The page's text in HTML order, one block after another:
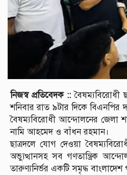
নিজস্ব প্রতিবেদক :: বৈষম্যবিরোধী
শনিবার রাত ৯টার দিকে
বৈষম্যবিরোধী আন্দোলনের জেলা
নামি আহমেদ ও বাঁধন রহমান।
ছাত্রদলে যোগ দেওয়া
অভ্যুত্থানসহ সব গণতান্ত্রিক
তারুণ্যনির্ভর একটি সমৃদ্ধ